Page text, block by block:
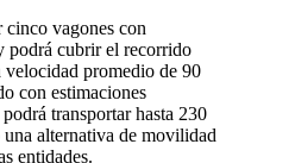
cinco vagones con
podrá cubrir el recorrido
promedio de 90
con estimaciones
transportar hasta 230
alternativa de movilidad
entidades.